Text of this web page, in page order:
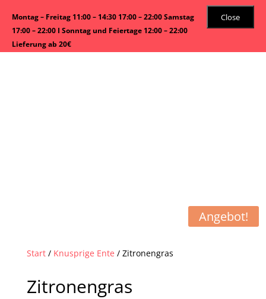
Montag – Freitag 11:00 – 14:30 17:00 – 22:00 Samstag
17:00 – 22:00 I Sonntag und Feiertage 12:00 – 22:00
Lieferung ab 20€
Close
Angebot!
Start/ Knusprige Ente / Zitronengras
Zitronengras